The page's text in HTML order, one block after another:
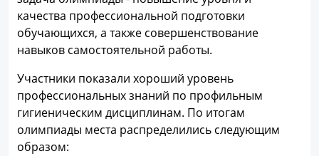
качества профессиональной подготовки
обучающихся, а также совершенствование
навыков самостоятельной работы.
Участники показали хороший уровень
профессиональных знаний по профильным
гигиеническим дисциплинам. По итогам
олимпиады места распределились следующим
образом: